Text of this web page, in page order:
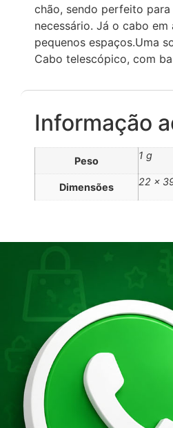
chão, sendo perfeito
necessário. Já o cabo
pequenos espaços.Uma
Cabo telescópico, com
Informação
Peso 1 g
Dimensões 22 ×